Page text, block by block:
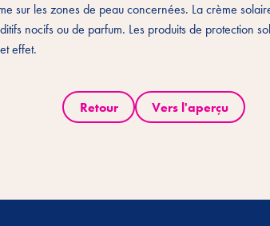
sur les zones de peau concernées. La crème
nocifs ou de parfum. Les produits de protection
effet.
Retour Vers l'aperçu